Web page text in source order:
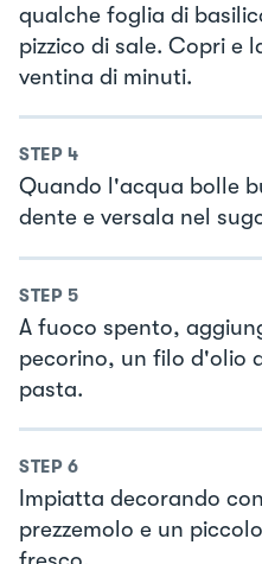
qualche foglia di
pizzico di sale. Copri e
ventina di minuti.
STEP 4
Quando l'acqua bolle
dente e versala nel
STEP 5
A fuoco spento,
pecorino, un filo d'olio
pasta.
STEP 6
Impiatta decorando
prezzemolo e un